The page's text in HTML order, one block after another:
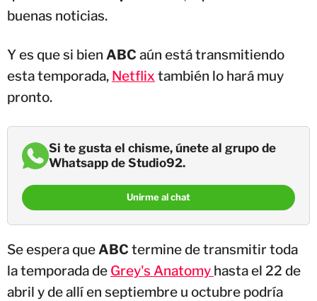
buenas noticias.
Y es que si bien ABC aún está transmitiendo
esta temporada, Netflix también lo hará muy
pronto.
Si te gusta el chisme, únete al grupo de
Whatsapp de Studio92.
Unirme al chat
Se espera queABC termine de transmitir toda
la temporada de Grey's Anatomy hasta el 22 de
abril y de allí en septiembre u octubre podría